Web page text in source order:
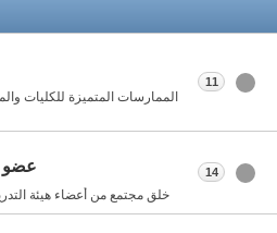
الممارسات المتميزة للكليات
11
عضو
خلق مجتمع من أعضاء هيئة
14